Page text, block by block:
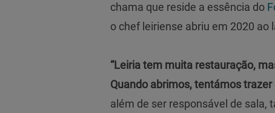
chama que reside a essência do
o chef leiriense abriu em 2020 ao
“Leiria tem muita restauração,
Quando abrimos, tentámos trazer
além de ser responsável de sala,